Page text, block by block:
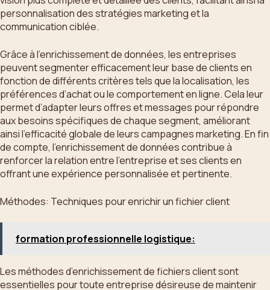
personnalisation des stratégies marketing et la
communication ciblée.
Grâce à l’enrichissement de données, les entreprises
peuvent segmenter efficacement leur base de clients en
fonction de différents critères tels que la localisation, les
préférences d’achat ou le comportement en ligne. Cela leur
permet d’adapter leurs offres et messages pour répondre
aux besoins spécifiques de chaque segment, améliorant
ainsi l’efficacité globale de leurs campagnes marketing. En fin
de compte, l’enrichissement de données contribue à
renforcer la relation entre l’entreprise et ses clients en
offrant une expérience personnalisée et pertinente.
Méthodes: Techniques pour enrichir un fichier client
formation professionnelle logistique:
Les méthodes d’enrichissement de fichiers client sont
essentielles pour toute entreprise désireuse de maintenir